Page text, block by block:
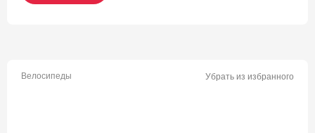
Велосипеды Убрать из избранного